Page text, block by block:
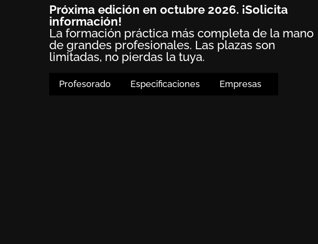
Próxima edición en octubre 2026. ¡Solicita
información!
La formación práctica más completa de la mano
de grandes profesionales. Las plazas son
limitadas, no pierdas la tuya.
Profesorado Especificaciones Empresas